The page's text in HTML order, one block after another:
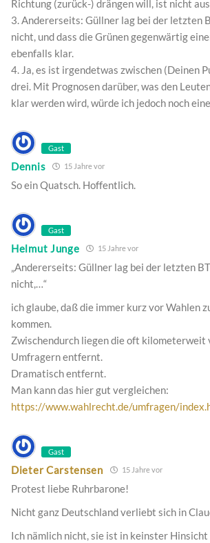
Richtung (zurück-) drängen will, ist nicht
3. Andererseits: Güllner lag bei der letzten
nicht, und dass die Grünen gegenwärtig
ebenfalls klar.
4. Ja, es ist irgendetwas zwischen (Deinen
drei. Mit Prognosen darüber, was den
klar werden wird, würde ich jedoch noch
Gast
Dennis 15 Jahre vor
So ein Quatsch. Hoffentlich.
Gast
Helmut Junge 15 Jahre vor
„Andererseits: Güllner lag bei der letzten
nicht,…“
ich glaube, daß die immer kurz vor Wahlen
kommen.
Zwischendurch liegen die oft kilometerweit
Umfragern entfernt.
Dramatisch entfernt.
Man kann das hier gut vergleichen:
https://www.wahlrecht.de/umfragen/
Gast
Dieter Carstensen 15 Jahre vor
Protest liebe Ruhrbarone!
Nicht ganz Deutschland verliebt sich in
Ich nämlich nicht, sie ist in keinster Hinsicht